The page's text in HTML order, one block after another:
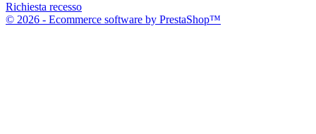
Richiesta recesso
© 2026 - Ecommerce software by PrestaShop™